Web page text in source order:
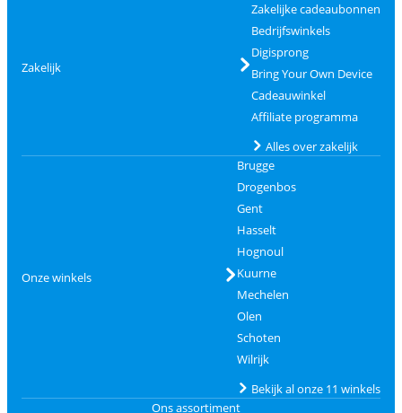
Zakelijk
Zakelijke cadeaubonnen
Bedrijfswinkels
Digisprong
Bring Your Own Device
Cadeauwinkel
Affiliate programma
Alles over zakelijk
Onze winkels
Brugge
Drogenbos
Gent
Hasselt
Hognoul
Kuurne
Mechelen
Olen
Schoten
Wilrijk
Bekijk al onze 11 winkels
Ons assortiment